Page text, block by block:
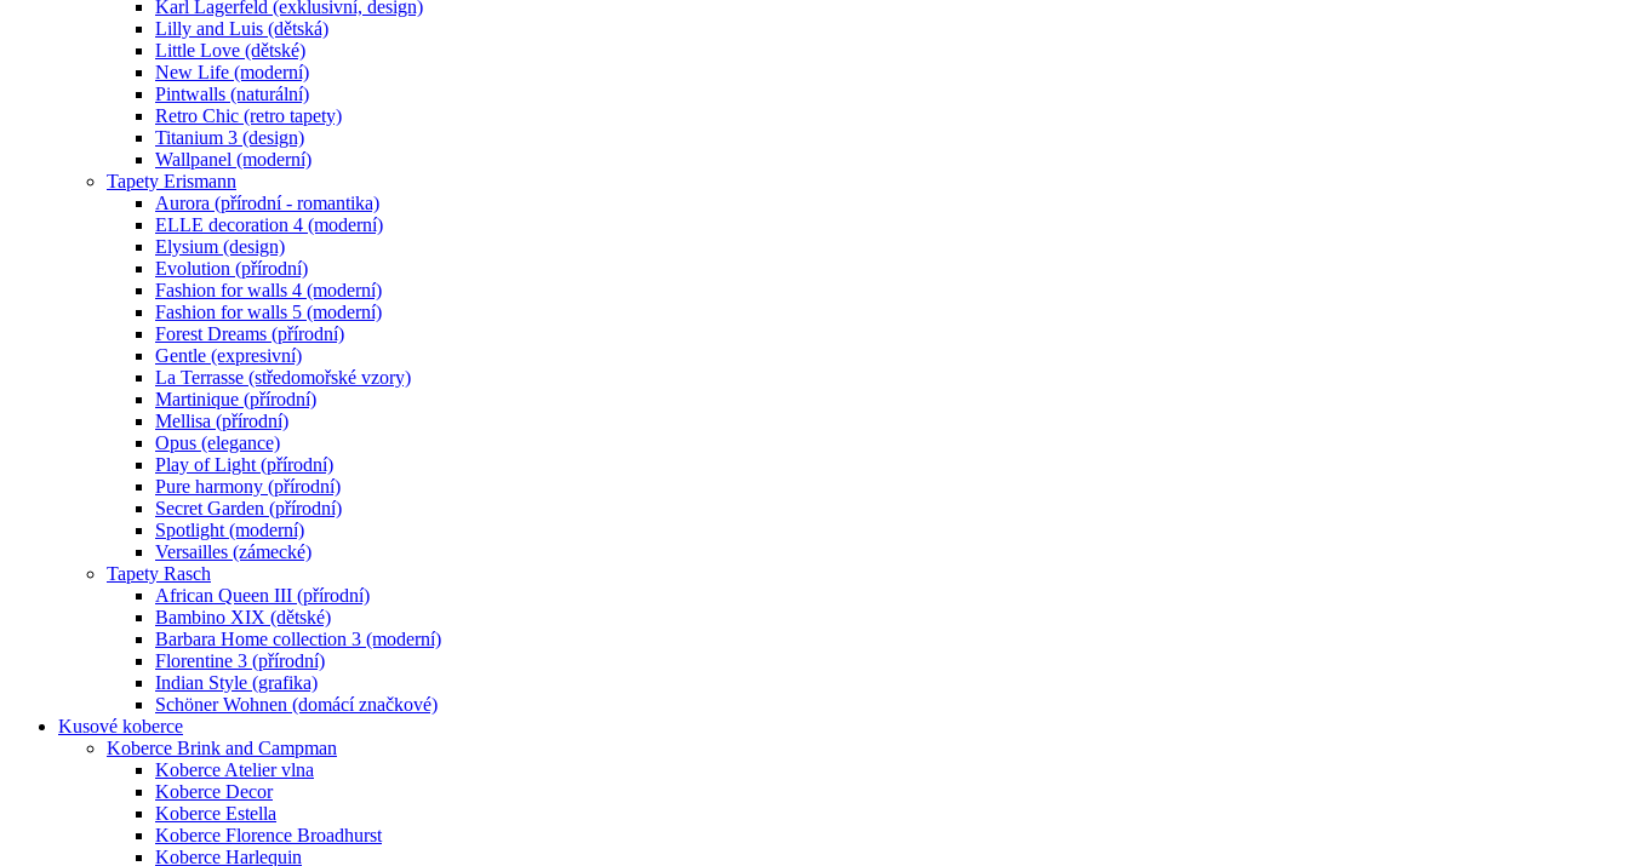
Karl Lagerfeld (exklusivní, design)
Lilly and Luis (dětská)
Little Love (dětské)
New Life (moderní)
Pintwalls (naturální)
Retro Chic (retro tapety)
Titanium 3 (design)
Wallpanel (moderní)
Tapety Erismann
Aurora (přírodní - romantika)
ELLE decoration 4 (moderní)
Elysium (design)
Evolution (přírodní)
Fashion for walls 4 (moderní)
Fashion for walls 5 (moderní)
Forest Dreams (přírodní)
Gentle (expresivní)
La Terrasse (středomořské vzory)
Martinique (přírodní)
Mellisa (přírodní)
Opus (elegance)
Play of Light (přírodní)
Pure harmony (přírodní)
Secret Garden (přírodní)
Spotlight (moderní)
Versailles (zámecké)
Tapety Rasch
African Queen III (přírodní)
Bambino XIX (dětské)
Barbara Home collection 3 (moderní)
Florentine 3 (přírodní)
Indian Style (grafika)
Schöner Wohnen (domácí značkové)
Kusové koberce
Koberce Brink and Campman
Koberce Atelier vlna
Koberce Decor
Koberce Estella
Koberce Florence Broadhurst
Koberce Harlequin